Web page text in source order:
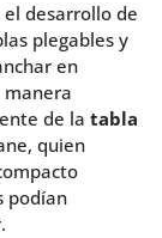
desarrollo de
plegables y
en
manera
de la tabla
quien
podían